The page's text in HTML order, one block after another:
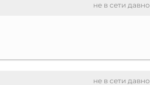
не в сети давно
не в сети давно